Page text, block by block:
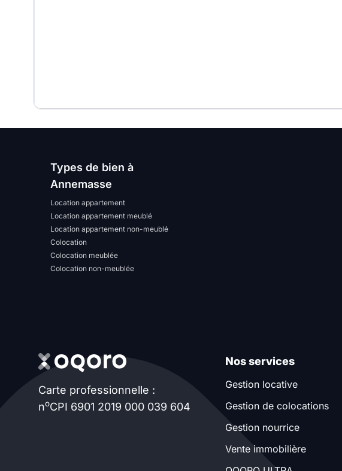
Types de bien à
Annemasse
Location appartement
Location appartement meublé
Location appartement non-meublé
Colocation
Colocation meublée
Colocation non-meublée
Carte professionnelle :
noCPI 6901 2019 000 039 604
Nos services
Gestion locative
Gestion de colocations
Gestion nourrice
Vente immobilière